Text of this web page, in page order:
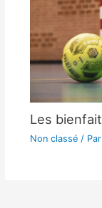
Les
Non classé/ Par